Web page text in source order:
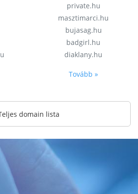
private.hu
masztimarci.hu
bujasag.hu
badgirl.hu
diaklany.hu
Tovább »
domain lista